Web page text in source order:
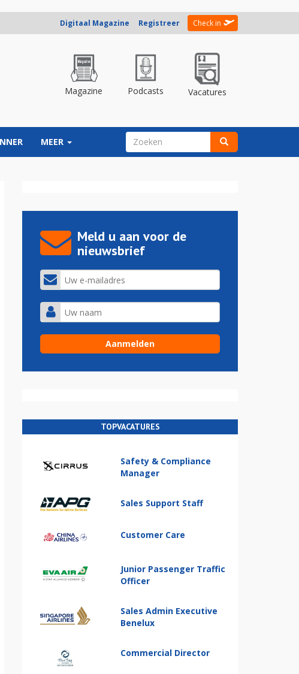
Digitaal Magazine Registreer Check in
Magazine Podcasts Vacatures
MEER ZOEKVELD
Meld u aan voor de
nieuwsbrief
TOPVACATURES
Safety & Compliance
Manager
Sales Support Staff
Customer Care
Junior Passenger Traffic
Officer
Sales Admin Executive
Benelux
Commercial Director